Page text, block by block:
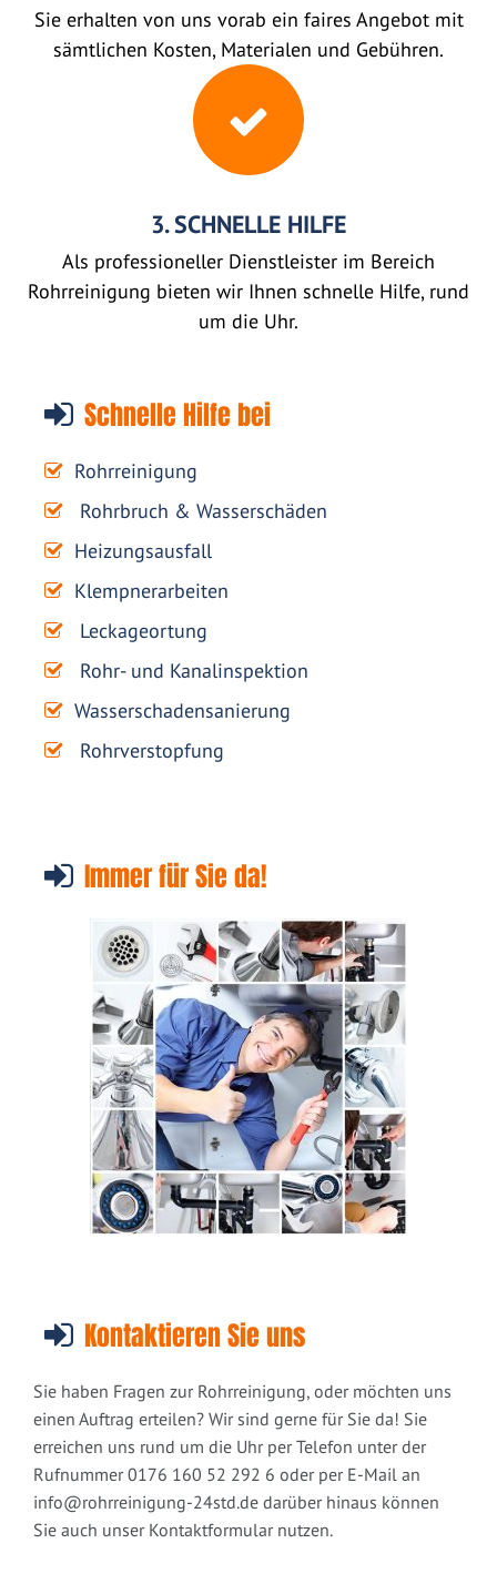
Sie erhalten von uns vorab ein faires Angebot mit
sämtlichen Kosten, Materialen und Gebühren.
3. SCHNELLE HILFE
Als professioneller Dienstleister im Bereich
Rohrreinigung bieten wir Ihnen schnelle Hilfe, rund
um die Uhr.
Schnelle Hilfe bei
Rohrreinigung
Rohrbruch & Wasserschäden
Heizungsausfall
Klempnerarbeiten
Leckageortung
Rohr- und Kanalinspektion
Wasserschadensanierung
Rohrverstopfung
Immer für Sie da!
Kontaktieren Sie uns
Sie haben Fragen zur Rohrreinigung, oder möchten uns
einen Auftrag erteilen? Wir sind gerne für Sie da! Sie
erreichen uns rund um die Uhr per Telefon unter der
Rufnummer 0176 160 52 292 6 oder per E-Mail an
info@rohrreinigung-24std.de darüber hinaus können
Sie auch unser Kontaktformular nutzen.